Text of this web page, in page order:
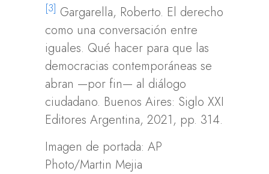
[3] Gargarella, Roberto. El derecho
como una conversación entre
iguales. Qué hacer para que las
democracias contemporáneas se
abran —por fin— al diálogo
ciudadano. Buenos Aires: Siglo XXI
Editores Argentina, 2021, pp. 314.
Imagen de portada: AP
Photo/Martin Mejia